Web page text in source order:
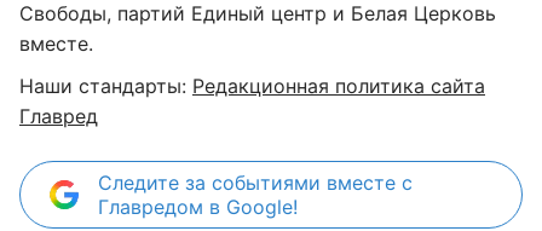
Свободы, партий Единый центр и Белая Церковь
вместе.
Наши стандарты: Редакционная политика сайта
Главред
Следите за событиями вместе с
Главредом в Google!